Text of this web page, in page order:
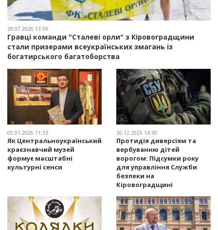
29.07.2026 13:59
Гравці команди "Сталеві орли" з Кіровоградщини
стали призерами всеукраїнських змагань із
богатирського багатоборства
05.01.2026 11:33
Як Центральноукраїнський
краєзнавчий музей
формує масштабні
культурні сенси
26.12.2025 14:30
Протидія диверсіям та
вербуванню дітей
ворогом: Підсумки року
для управління Служби
безпеки на
Кіровоградщині